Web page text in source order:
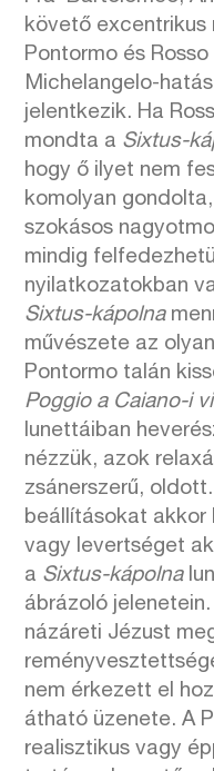
követő excentrikus
Pontormo és
Michelangelo-
jelentkezik. Ha
mondta a Sixtus-
hogy ő ilyet nem
komolyan
szokásos
mindig
nyilatkozatokban
Sixtus-kápolna
művészete az
Pontormo talán
Poggio a Caiano-i
lunettáiban
nézzük, azok
zsánerszerű,
beállításokat akkor
vagy levertséget
a Sixtus-kápolna
ábrázoló
názáreti Jézust
nem érkezett el
átható üzenete. A
realisztikus vagy